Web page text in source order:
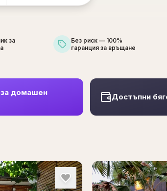
за
Без риск — 100%
гаранция за връщане
домашен
Достъпни